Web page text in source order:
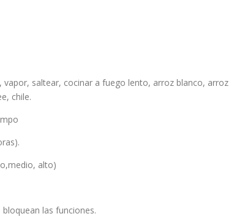
saltear, cocinar a fuego lento, arroz blanco, arroz
chile.
alto)
las funciones.